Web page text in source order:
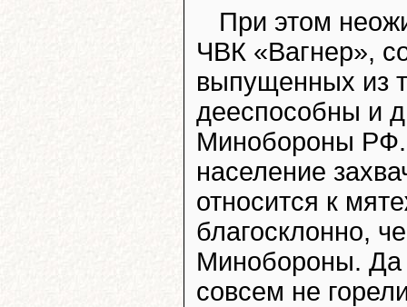
При этом
ЧВК «Вагнер»,
выпущенных из
дееспособны и
Минобороны РФ.
население
относится к
благосклонно,
Минобороны. Да
совсем не